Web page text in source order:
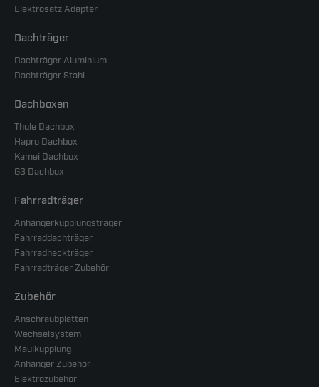
Elektrosatz Adapter
Dachträger
Dachträger Aluminium
Dachträger Stahl
Dachboxen
Thule Dachbox
Hapro Dachbox
Kamei Dachbox
G3 Dachbox
Fahrradträger
Anhängerkupplungsträger
Fahrraddachträger
Fahrradheckträger
Fahrradträger Zubehör
Zubehör
Anschraubplatten
Wechselsystem
Maulkupplung
Anhänger Zubehör
Elektrozubehör